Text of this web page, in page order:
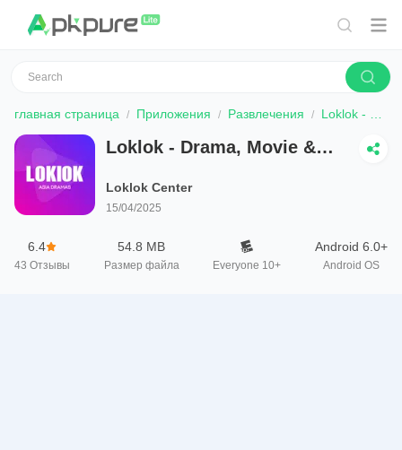
главная страница Приложения Развлечения Loklok - Drama, Movie & Anime
Loklok - Drama, Movie &
Loklok Center
15/04/2025
6.4
43 Отзывы
54.8 MB
Размер файла Everyone 10+
Android 6.0+
Android OS